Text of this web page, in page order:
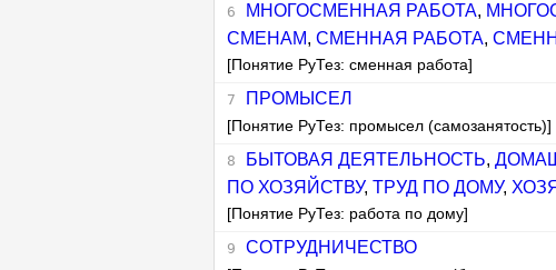
МНОГОСМЕННАЯ РАБОТА,
СМЕНАМ,СМЕННАЯ РАБОТА,
[Понятие РуТез: сменная работа]
ПРОМЫСЕЛ
[Понятие РуТез: промысел (самозанятость)]
БЫТОВАЯ ДЕЯТЕЛЬНОСТЬ,
ПО ХОЗЯЙСТВУ,ТРУД ПО ДОМУ,
[Понятие РуТез: работа по дому]
СОТРУДНИЧЕСТВО